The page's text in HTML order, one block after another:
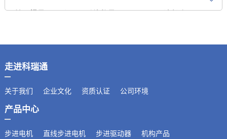
转子惯量g.cm²
引线数量
马达长度mm
保持力矩N.m
备注信息
走进科瑞通
关于我们 企业文化 资质认证 公司环境
产品中心
步进电机 直线步进电机 步进驱动器
机构产品